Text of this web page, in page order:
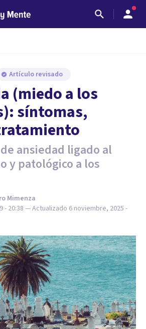
Artículo revisado
(miedo a los
síntomas,
ansiedad ligado al
y patológico a los
Mimenza
- 20:38 — Actualizado 6 noviembre, 2025 -